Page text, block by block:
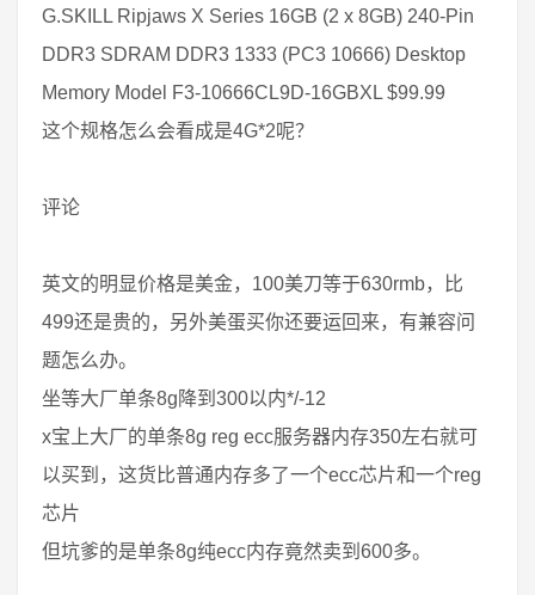
G.SKILL Ripjaws X Series 16GB (2 x 8GB) 240-Pin
DDR3 SDRAM DDR3 1333 (PC3 10666) Desktop
Memory Model F3-10666CL9D-16GBXL $99.99
这个规格怎么会看成是4G*2呢？
评论
英文的明显价格是美金，100美刀等于630rmb，比
499还是贵的，另外美蛋买你还要运回来，有兼容问
题怎么办。
坐等大厂单条8g降到300以内*/-12
x宝上大厂的单条8g reg ecc服务器内存350左右就可
以买到，这货比普通内存多了一个ecc芯片和一个reg
芯片
但坑爹的是单条8g纯ecc内存竟然卖到600多。